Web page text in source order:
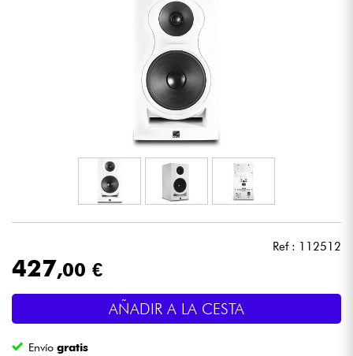
Sintetizadores & samplers
Luces
Ref : 112512
427,00 €
AÑADIR A LA CESTA
Envíogratis